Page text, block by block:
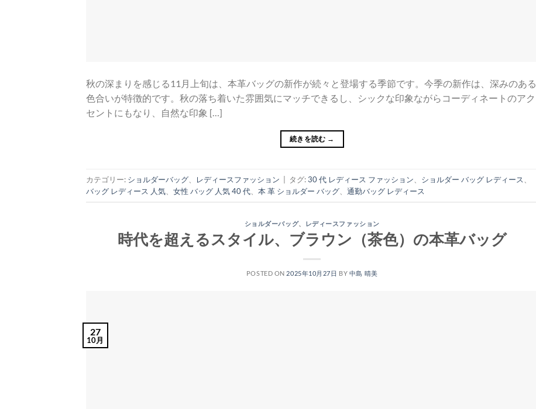
秋の深まりを感じる11月上旬は、本革バッグの新作が続々と登場する季節です。今季の新作は、深みのある
色合いが特徴的です。秋の落ち着いた雰囲気にマッチできるし、シックな印象ながらコーディネートのアク
セントにもなり、自然な印象 […]
続きを読む →
カテゴリー: ショルダーバッグ レディースファッション タグ:30 代 レディース ファッション ショルダー バッグ レディース
バッグ レディース 人気
女性 バッグ 人気 40 代 本 革 ショルダー バッグ 通勤バッグ レディース
ショルダーバッグ、 レディースファッション
時代を超えるスタイル、ブラウン（茶色）の本革バッグ
POSTED ON 2025年10月27日 BY 中島 晴美
27
10月